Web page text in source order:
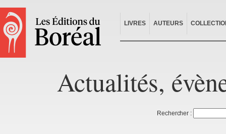
LIVRES AUTEURS
Actualités,
Rechercher :